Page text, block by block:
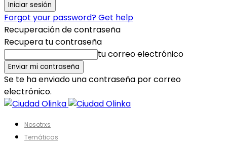
Forgot your password? Get help
Recuperación de contraseña
Recupera tu contraseña
tu correo electrónico
Se te ha enviado una contraseña por correo
electrónico.
Nosotrxs
Temáticas